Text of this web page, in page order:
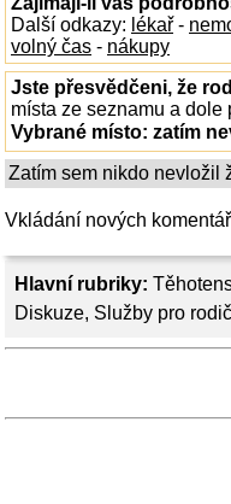
Hlavní rubriky:
Diskuze, Služby pro
Další odkazy: lékař -
volný čas - nákupy
Jste přesvědčeni, že
místa ze seznamu a
Vybrané místo: zatím
Zatím sem nikdo nevložil
Vkládání nových